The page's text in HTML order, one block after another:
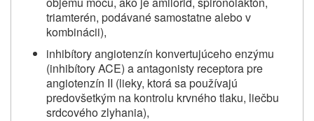
triamterén, podávané samostatne alebo v
kombinácii),
inhibítory angiotenzín konvertujúceho enzýmu
(inhibítory ACE) a antagonisty receptora pre
angiotenzín II (lieky, ktorá sa používajú
predovšetkým na kontrolu krvného tlaku, liečbu
srdcového zlyhania),